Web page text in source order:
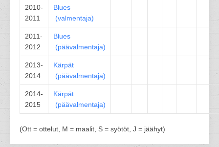
2010-
2011
Blues
(valmentaja)
2011-
2012
Blues
(päävalmentaja)
2013-
2014
Kärpät
(päävalmentaja)
2014-
2015
Kärpät
(päävalmentaja)
(Ott = ottelut, M = maalit, S = syötöt, J = jäähyt)